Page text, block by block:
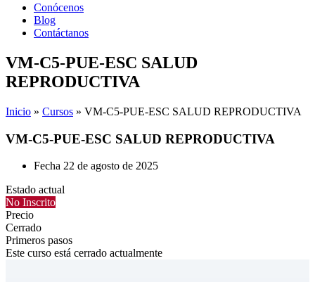
Conócenos
Blog
Contáctanos
VM-C5-PUE-ESC SALUD
REPRODUCTIVA
Inicio » Cursos » VM-C5-PUE-ESC SALUD REPRODUCTIVA
VM-C5-PUE-ESC SALUD REPRODUCTIVA
Fecha 22 de agosto de 2025
Estado actual
No Inscrito
Precio
Cerrado
Primeros pasos
Este curso está cerrado actualmente